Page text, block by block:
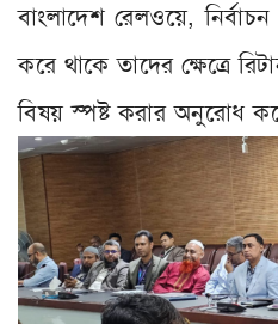
বাংলাদেশ রেলওয়ে,
করে থাকে তাদের ক্ষেত্রে
বিষয় স্পষ্ট করার অনুরোধ